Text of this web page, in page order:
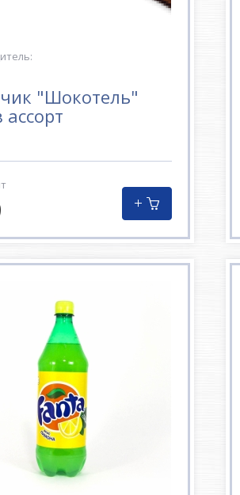
"Шокотель"
ассорт